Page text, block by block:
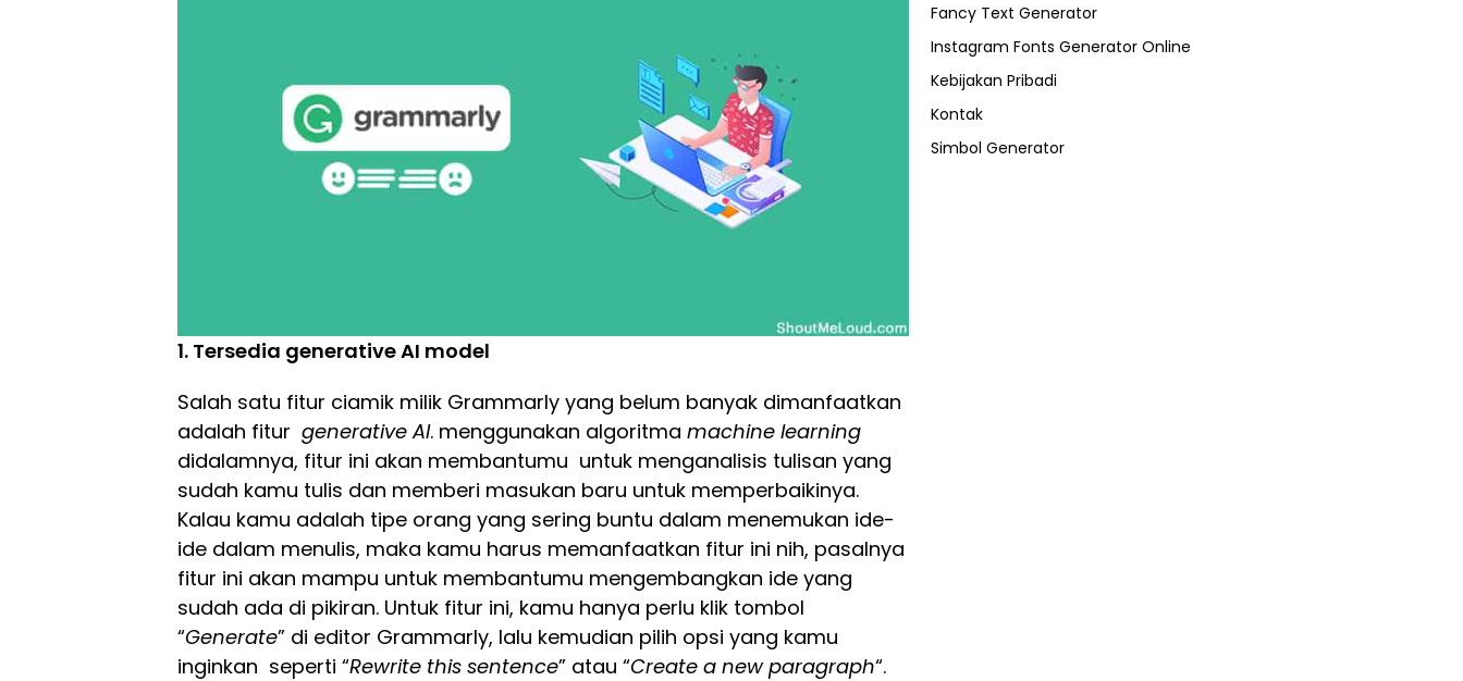
1. Tersedia generative AI model
Salah satu fitur ciamik milik Grammarly yang belum banyak dimanfaatkan
adalah fitur generative AI. menggunakan algoritma machine learning
didalamnya, fitur ini akan membantumu untuk menganalisis tulisan yang
sudah kamu tulis dan memberi masukan baru untuk memperbaikinya.
Kalau kamu adalah tipe orang yang sering buntu dalam menemukan ide-
ide dalam menulis, maka kamu harus memanfaatkan fitur ini nih, pasalnya
fitur ini akan mampu untuk membantumu mengembangkan ide yang
sudah ada di pikiran. Untuk fitur ini, kamu hanya perlu klik tombol
“Generate” di editor Grammarly, lalu kemudian pilih opsi yang kamu
inginkan seperti “Rewrite this sentence” atau “Create a new paragraph“.
Fancy Text Generator
Instagram Fonts Generator Online
Kebijakan Pribadi
Kontak
Simbol Generator